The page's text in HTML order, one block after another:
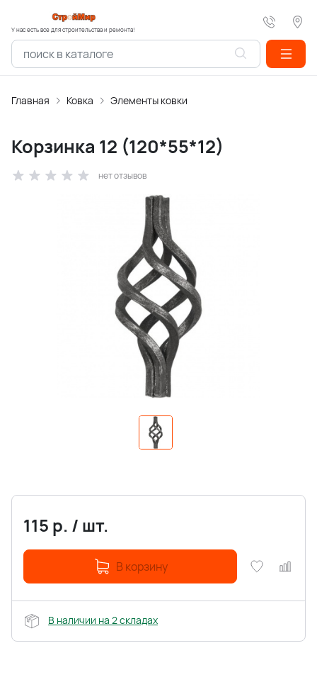
У нас есть все для строительства и ремонта!
Главная Ковка Элементы ковки
Корзинка 12 (120*55*12)
нет отзывов
115 р. / шт.
В корзину
В наличии на 2 складах